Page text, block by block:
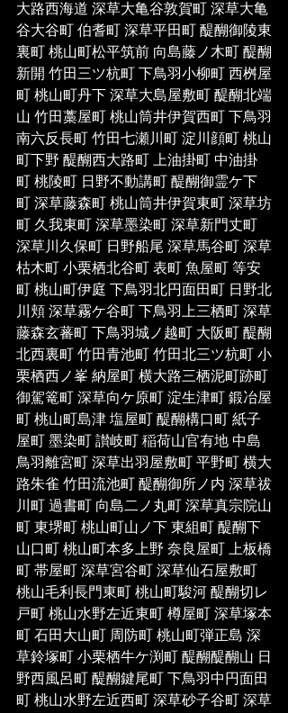
大路西海道 深草大亀谷敦賀町 深草大亀
谷大谷町 伯耆町 深草平田町 醍醐御陵東
裏町 桃山町松平筑前 向島藤ノ木町 醍醐
新開 竹田三ツ杭町 下鳥羽小柳町 西桝屋
町 桃山町丹下 深草大島屋敷町 醍醐北端
山 竹田藁屋町 桃山筒井伊賀西町 下鳥羽
南六反長町 竹田七瀬川町 淀川顔町 桃山
町下野 醍醐西大路町 上油掛町 中油掛
町 桃陵町 日野不動講町 醍醐御霊ケ下
町 深草藤森町 桃山筒井伊賀東町 深草坊
町 久我東町 深草墨染町 深草新門丈町
深草川久保町 日野船尾 深草馬谷町 深草
枯木町 小栗栖北谷町 表町 魚屋町 等安
町 桃山町伊庭 下鳥羽北円面田町 日野北
川頬 深草霧ケ谷町 下鳥羽上三栖町 深草
藤森玄蕃町 下鳥羽城ノ越町 大阪町 醍醐
北西裏町 竹田青池町 竹田北三ツ杭町 小
栗栖西ノ峯 納屋町 横大路三栖泥町跡町
御駕篭町 深草向ケ原町 淀生津町 鍛冶屋
町 桃山町島津 塩屋町 醍醐構口町 紙子
屋町 墨染町 讃岐町 稲荷山官有地 中島
鳥羽離宮町 深草出羽屋敷町 平野町 横大
路朱雀 竹田流池町 醍醐御所ノ内 深草祓
川町 過書町 向島二ノ丸町 深草真宗院山
町 東堺町 桃山町山ノ下 東組町 醍醐下
山口町 桃山町本多上野 奈良屋町 上板橋
町 帯屋町 深草宮谷町 深草仙石屋敷町
桃山毛利長門東町 桃山町駿河 醍醐切レ
戸町 桃山水野左近東町 樽屋町 深草塚本
町 石田大山町 周防町 桃山町弾正島 深
草鈴塚町 小栗栖牛ケ渕町 醍醐醍醐山 日
野西風呂町 醍醐鍵尾町 下鳥羽中円面田
町 桃山水野左近西町 深草砂子谷町 深草